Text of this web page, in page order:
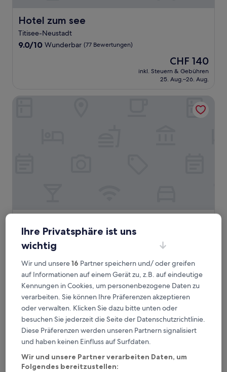
Hotel zum see
Hotel zum see
Titisee-Neustadt
9.0
9.0/10 Wunderbar (77 Bewertungen)
Der
Preis
beträgt
CHF 140
inkl. Steuern & Gebühren
25. Aug.–26. Aug.
Ringsheim
9.4
10,
Aussergewöhnlich,
(730
Bewertungen)
9.4/10 Aussergewöhnlich
Der
Preis
beträgt
CHF 96
CHF 96
inkl. Steuern & Gebühren
25. Aug.–26. Aug.
MOXY Rust
Ihre Privatsphäre ist uns
wichtig
Wir und unsere16 Partner speichern und/ oder greifen
auf Informationen auf einem Gerät zu, z.B. auf eindeutige
Kennungen in Cookies, um personenbezogene Daten zu
verarbeiten. Sie können Ihre Präferenzen akzeptieren
oder verwalten. Klicken Sie dazu bitte unten oder
besuchen Sie jederzeit die Seite der Datenschutzrichtlinie.
Diese Präferenzen werden unseren Partnern signalisiert
und haben keinen Einfluss auf Surfdaten.
Wir und unsere Partner verarbeiten Daten, um
Folgendes bereitzustellen: